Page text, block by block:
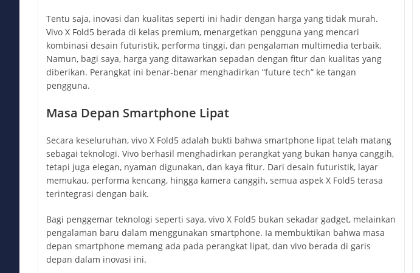
Tentu saja, inovasi dan kualitas seperti ini hadir dengan harga yang tidak murah.
Vivo X Fold5 berada di kelas premium, menargetkan pengguna yang mencari
kombinasi desain futuristik, performa tinggi, dan pengalaman multimedia terbaik.
Namun, bagi saya, harga yang ditawarkan sepadan dengan fitur dan kualitas yang
diberikan. Perangkat ini benar-benar menghadirkan “future tech” ke tangan
pengguna.
Masa Depan Smartphone Lipat
Secara keseluruhan, vivo X Fold5 adalah bukti bahwa smartphone lipat telah matang
sebagai teknologi. Vivo berhasil menghadirkan perangkat yang bukan hanya canggih,
tetapi juga elegan, nyaman digunakan, dan kaya fitur. Dari desain futuristik, layar
memukau, performa kencang, hingga kamera canggih, semua aspek X Fold5 terasa
terintegrasi dengan baik.
Bagi penggemar teknologi seperti saya, vivo X Fold5 bukan sekadar gadget, melainkan
pengalaman baru dalam menggunakan smartphone. Ia membuktikan bahwa masa
depan smartphone memang ada pada perangkat lipat, dan vivo berada di garis
depan dalam inovasi ini.